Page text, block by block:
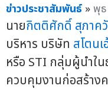
ข่าวประชาสัมพันธ์ »พุธ
นายกิตติศักดิ์ สุภาค
บริหาร บริษัท สโตน
หรือ STI กลุ่มผู้นำใ
ควบคุมงานก่อสร้าง